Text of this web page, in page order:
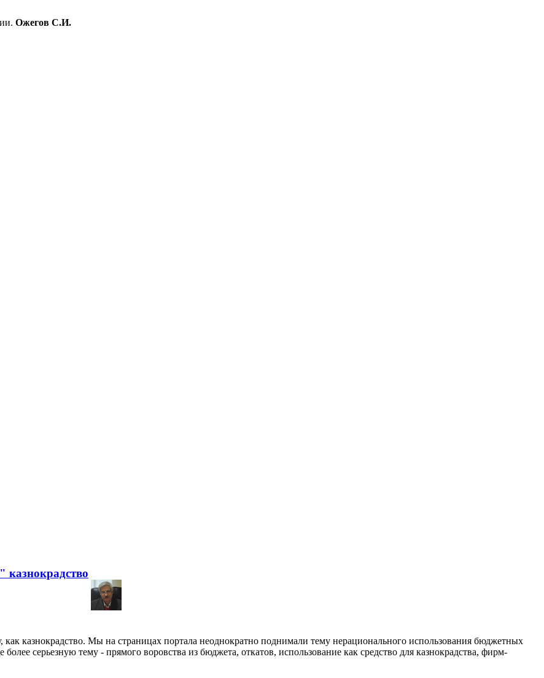
Ожегов С.И.
казнокрадство
казнокрадство. Мы на страницах портала неоднократно поднимали тему нерационального использования бюджетных
серьезную тему - прямого воровства из бюджета, откатов, использование как средство для казнокрадства, фирм-